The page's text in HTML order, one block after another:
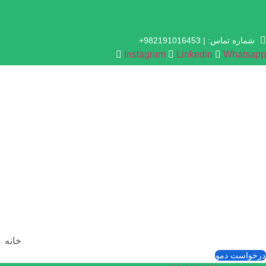
محتوا
شماره‌ تماس: | 982191016453+
Instagram Linkedin Whatsapp
خانه
درخواست دمو